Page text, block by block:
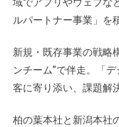
ルパートナー事業」を
新規・既存事業の戦略
ンチーム”で伴走。「
客に寄り添い、課題解
柏の葉本社と新潟本社